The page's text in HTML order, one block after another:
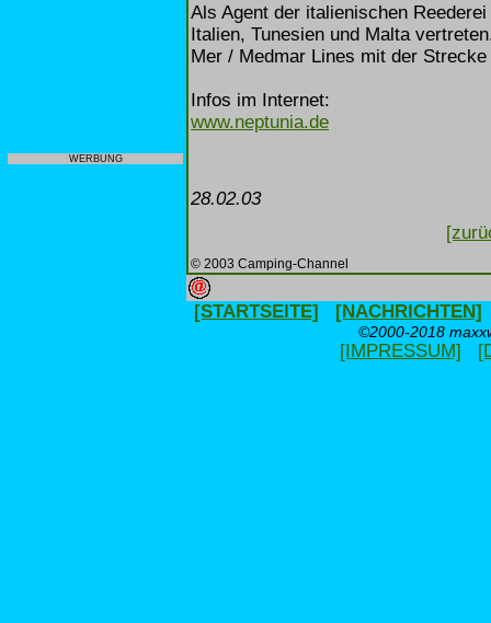
WERBUNG
Als Agent der italienischen
Italien, Tunesien und Malta
Mer / Medmar Lines mit der
Infos im Internet:
www.neptunia.de
28.02.03
© 2003 Camping-Channel
[STARTSEITE] [NACHRICHTEN]
©2000-2018
[IMPRESSUM]